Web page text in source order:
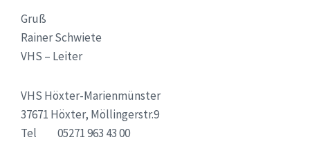
Gruß
Rainer Schwiete
VHS – Leiter
VHS Höxter-Marienmünster
37671 Höxter, Möllingerstr.9
Tel 05271 963 43 00